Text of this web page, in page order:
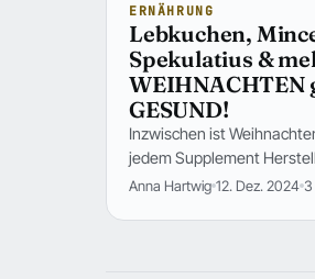
ERNÄHRUNG
Lebkuchen,
Spekulatius &
WEIHNACHTEN
GESUND!
Inzwischen ist
jedem Supplement
Anna Hartwig 12. Dez. 2024 3